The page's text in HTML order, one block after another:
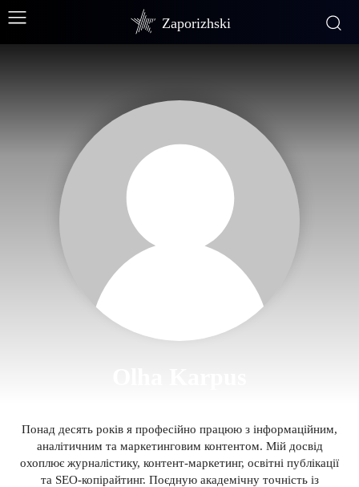
Zaporizhski
Понад десять років я професійно працюю з інформаційним,
аналітичним та маркетинговим контентом. Мій досвід
охоплює журналістику, контент-маркетинг, освітні публікації
та SEO-копірайтинг. Поєдную академічну точність із